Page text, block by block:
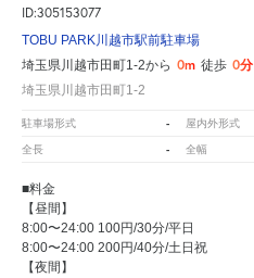
ID:305153077
TOBU PARK川越市駅前駐車場
埼玉県川越市田町1-2から 0m 徒歩 0分
埼玉県川越市田町1-2
駐車場形式 - 屋内外形式
全長 - 全幅
■料金
【昼間】
8:00〜24:00 100円/30分/平日
8:00〜24:00 200円/40分/土日祝
【夜間】